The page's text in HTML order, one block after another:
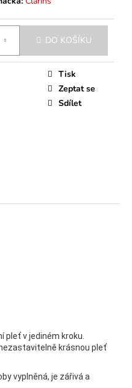
DO KOŠÍKU
Tisk
Zeptat se
Sdílet
v jediném kroku.
krásnou pleť
vyplněná, je zářivá a